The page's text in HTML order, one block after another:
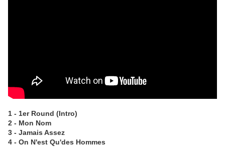
1 - 1er Round (Intro)
2 - Mon Nom
3 - Jamais Assez
4 - On N'est Qu'des Hommes